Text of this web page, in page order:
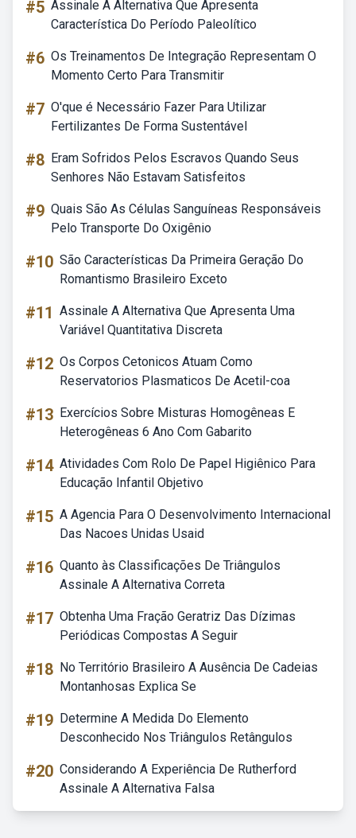
#5 Assinale A Alternativa Que Apresenta
Característica Do Período Paleolítico
#6 Os Treinamentos De Integração Representam O
Momento Certo Para Transmitir
#7 O'que é Necessário Fazer Para Utilizar
Fertilizantes De Forma Sustentável
#8 Eram Sofridos Pelos Escravos Quando Seus
Senhores Não Estavam Satisfeitos
#9 Quais São As Células Sanguíneas Responsáveis
Pelo Transporte Do Oxigênio
#10 São Características Da Primeira Geração Do
Romantismo Brasileiro Exceto
#11 Assinale A Alternativa Que Apresenta Uma
Variável Quantitativa Discreta
#12 Os Corpos Cetonicos Atuam Como
Reservatorios Plasmaticos De Acetil-coa
#13 Exercícios Sobre Misturas Homogêneas E
Heterogêneas 6 Ano Com Gabarito
#14 Atividades Com Rolo De Papel Higiênico Para
Educação Infantil Objetivo
#15 A Agencia Para O Desenvolvimento Internacional
Das Nacoes Unidas Usaid
#16 Quanto às Classificações De Triângulos
Assinale A Alternativa Correta
#17 Obtenha Uma Fração Geratriz Das Dízimas
Periódicas Compostas A Seguir
#18 No Território Brasileiro A Ausência De Cadeias
Montanhosas Explica Se
#19 Determine A Medida Do Elemento
Desconhecido Nos Triângulos Retângulos
#20 Considerando A Experiência De Rutherford
Assinale A Alternativa Falsa